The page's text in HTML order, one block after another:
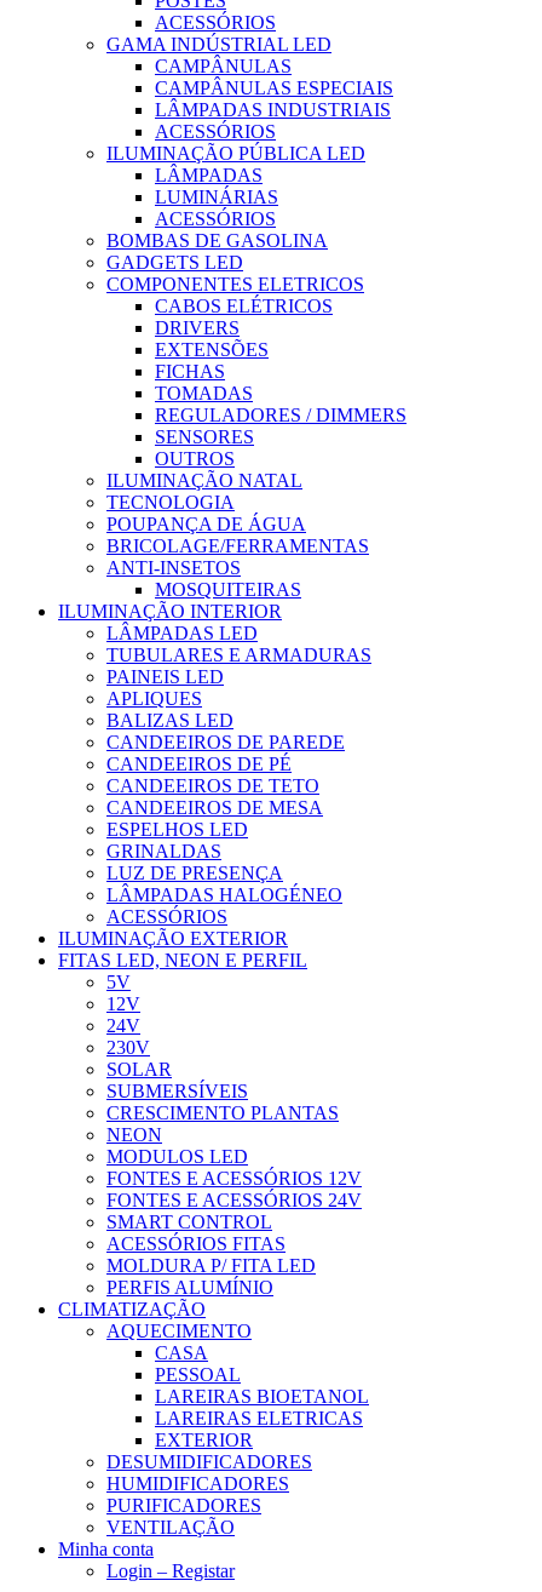
ACESSÓRIOS
GAMA INDÚSTRIAL LED
CAMPÂNULAS
CAMPÂNULAS ESPECIAIS
LÂMPADAS INDUSTRIAIS
ACESSÓRIOS
ILUMINAÇÃO PÚBLICA LED
LÂMPADAS
LUMINÁRIAS
ACESSÓRIOS
BOMBAS DE GASOLINA
GADGETS LED
COMPONENTES ELETRICOS
CABOS ELÉTRICOS
DRIVERS
EXTENSÕES
FICHAS
TOMADAS
REGULADORES / DIMMERS
SENSORES
OUTROS
ILUMINAÇÃO NATAL
TECNOLOGIA
POUPANÇA DE ÁGUA
BRICOLAGE/FERRAMENTAS
ANTI-INSETOS
MOSQUITEIRAS
ILUMINAÇÃO INTERIOR
LÂMPADAS LED
TUBULARES E ARMADURAS
PAINEIS LED
APLIQUES
BALIZAS LED
CANDEEIROS DE PAREDE
CANDEEIROS DE PÉ
CANDEEIROS DE TETO
CANDEEIROS DE MESA
ESPELHOS LED
GRINALDAS
LUZ DE PRESENÇA
LÂMPADAS HALOGÉNEO
ACESSÓRIOS
ILUMINAÇÃO EXTERIOR
FITAS LED, NEON E PERFIL
5V
12V
24V
230V
SOLAR
SUBMERSÍVEIS
CRESCIMENTO PLANTAS
NEON
MODULOS LED
FONTES E ACESSÓRIOS 12V
FONTES E ACESSÓRIOS 24V
SMART CONTROL
ACESSÓRIOS FITAS
MOLDURA P/ FITA LED
PERFIS ALUMÍNIO
CLIMATIZAÇÃO
AQUECIMENTO
CASA
PESSOAL
LAREIRAS BIOETANOL
LAREIRAS ELETRICAS
EXTERIOR
DESUMIDIFICADORES
HUMIDIFICADORES
PURIFICADORES
VENTILAÇÃO
Minha conta
Login – Registar